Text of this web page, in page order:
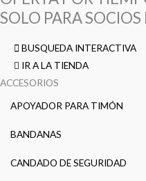
SOLO PARA SOCIOS
BUSQUEDA INTERACTIVA
IR A LA TIENDA
ACCESORIOS
APOYADOR PARA TIMÓN
BANDANAS
CANDADO DE SEGURIDAD